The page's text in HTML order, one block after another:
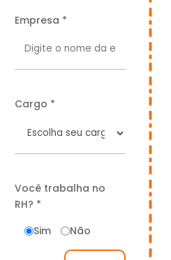
Empresa *
Cargo *
Você trabalha no
RH? *
Sim
Não